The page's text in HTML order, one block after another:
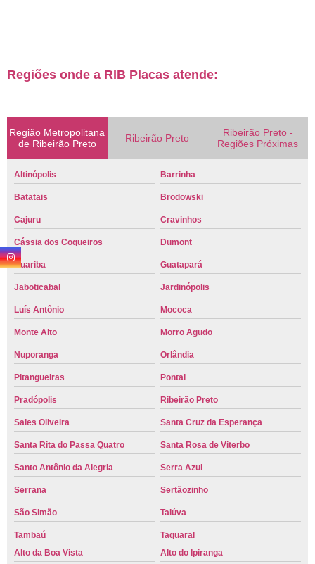
Regiões onde a RIB Placas atende:
Região Metropolitana
de Ribeirão Preto
Ribeirão Preto
Ribeirão Preto -
Regiões Próximas
Altinópolis Barrinha
Batatais Brodowski
Cajuru Cravinhos
Cássia dos Coqueiros Dumont
Guariba Guatapará
Jaboticabal Jardinópolis
Luís Antônio Mococa
Monte Alto Morro Agudo
Nuporanga Orlândia
Pitangueiras Pontal
Pradópolis Ribeirão Preto
Sales Oliveira Santa Cruz da Esperança
Santa Rita do Passa Quatro Santa Rosa de Viterbo
Santo Antônio da Alegria Serra Azul
Serrana Sertãozinho
São Simão Taiúva
Tambaú
Taquaral
Alto da Boa Vista
Alto do Ipiranga